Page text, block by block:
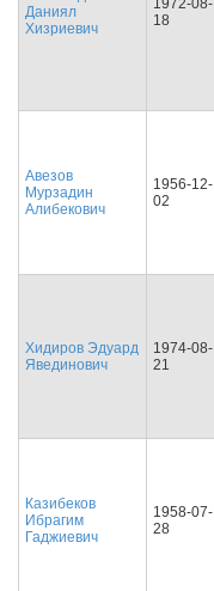
Даниял
Хизриевич
1972-08-
18
Авезов
Мурзадин
Алибекович
1956-12-
02
Хидиров Эдуард
Явединович
1974-08-
21
Казибеков
Ибрагим
Гаджиевич
1958-07-
28